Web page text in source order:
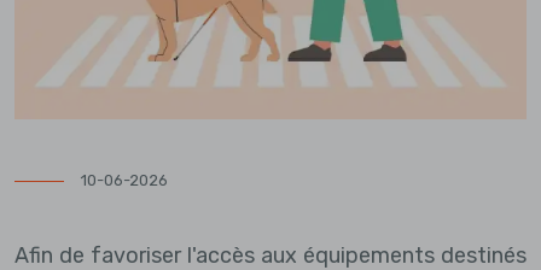
10-06-2026
Afin de favoriser l'accès aux équipements destinés